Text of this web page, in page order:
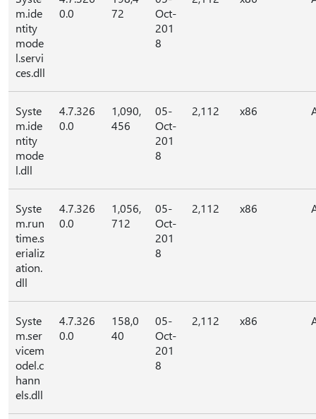
m.ide
ntity
mode
l.servi
ces.dll
0.0
72
Oct-
201
8
Syste
m.ide
ntity
mode
l.dll
4.7.326
0.0
1,090,
456
05-
Oct-
201
8
2,112 x86
Syste
m.run
time.s
erializ
ation.
dll
4.7.326
0.0
1,056,
712
05-
Oct-
201
8
2,112 x86
Syste
m.ser
vicem
odel.c
hann
els.dll
4.7.326
0.0
158,0
40
05-
Oct-
201
8
2,112 x86